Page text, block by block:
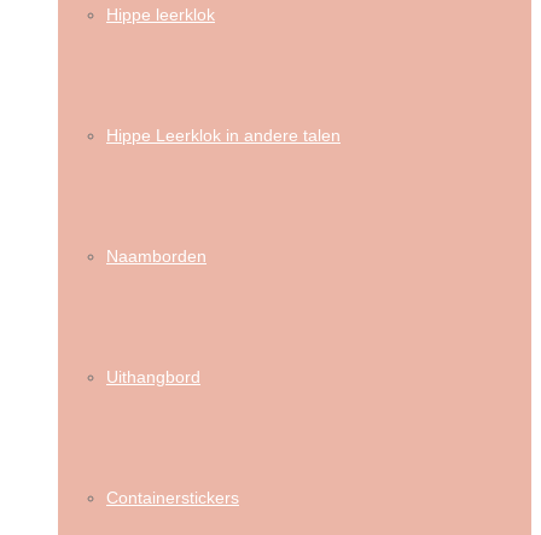
Hippe leerklok
Hippe Leerklok in andere talen
Naamborden
Uithangbord
Containerstickers